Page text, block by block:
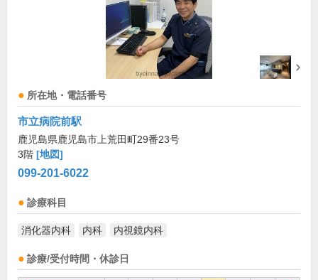
所在地・電話番号
市立病院前駅
鹿児島県鹿児島市上荒田町29番23号
3階 [地図]
099-201-6022
診療科目
消化器内科 内科 内視鏡内科
診療/受付時間・休診日